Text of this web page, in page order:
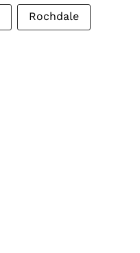
Rochdale